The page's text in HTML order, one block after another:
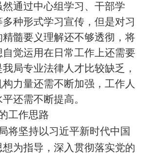
通过中心组学习、干部学
种形式学习宣传，但是对习
髓要义理解还不够透彻，将
觉运用在日常工作上还需要
我局专业法律人才比较缺乏，
力量还需不断加强，工作人
还需不断提高。
工作思路
将坚持以习近平新时代中国
为指导，深入贯彻落实党的